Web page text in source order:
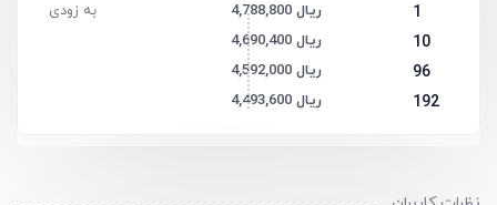
1 4,788,800 ریال
10 4,690,400 ریال
96 4,592,000 ریال
192 4,493,600 ریال
به زودی